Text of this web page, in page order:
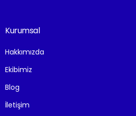
Kurumsal
Hakkımızda
Ekibimiz
Blog
İletişim